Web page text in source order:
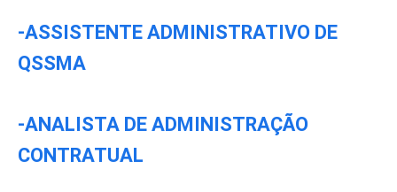
-ASSISTENTE ADMINISTRATIVO DE
QSSMA
-ANALISTA DE ADMINISTRAÇÃO
CONTRATUAL